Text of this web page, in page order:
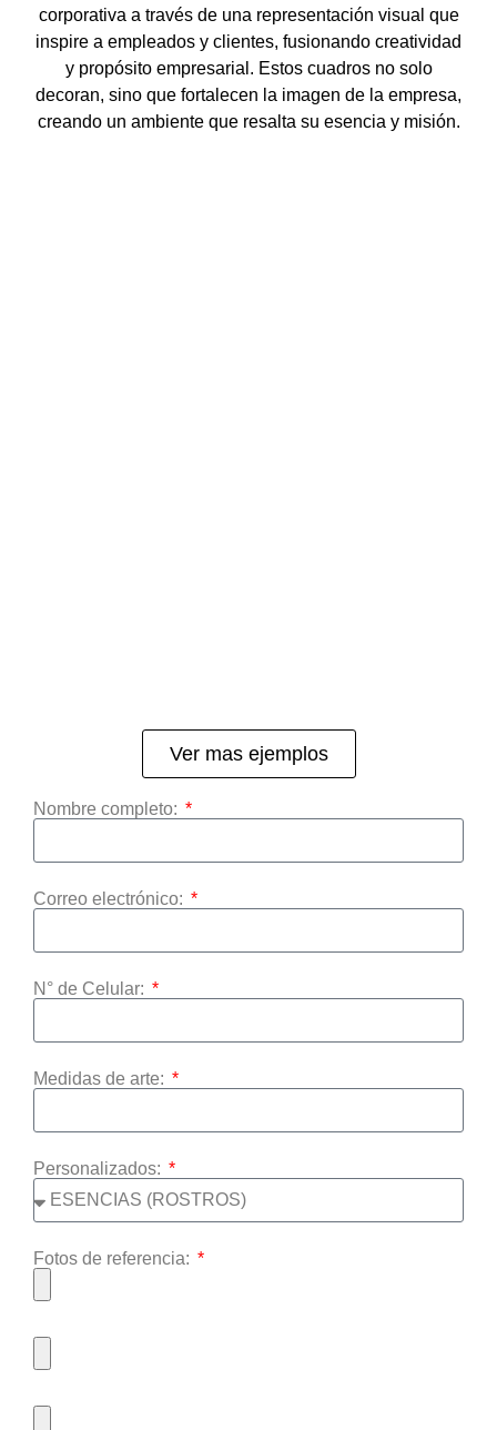
corporativa a través de una representación visual que
inspire a empleados y clientes, fusionando creatividad
y propósito empresarial. Estos cuadros no solo
decoran, sino que fortalecen la imagen de la empresa,
creando un ambiente que resalta su esencia y misión.
Ver mas ejemplos
Nombre completo:
Correo electrónico:
N° de Celular:
Medidas de arte:
Personalizados:
Fotos de referencia: